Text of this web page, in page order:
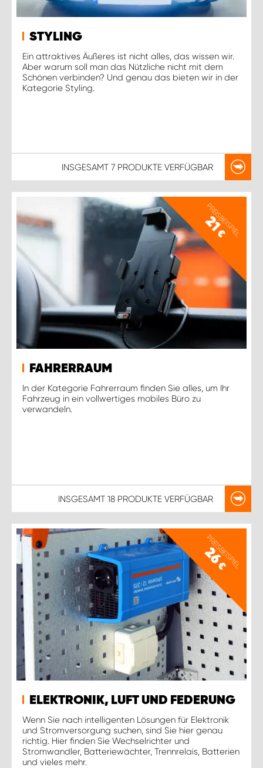
STYLING
Ein attraktives Äußeres ist nicht alles, das wissen wir.
Aber warum soll man das Nützliche nicht mit dem
Schönen verbinden? Und genau das bieten wir in der
Kategorie Styling.
INSGESAMT 7 PRODUKTE VERFÜGBAR
PREISBEISPIEL
21
€
FAHRERRAUM
In der Kategorie Fahrerraum finden Sie alles, um Ihr
Fahrzeug in ein vollwertiges mobiles Büro zu
verwandeln.
INSGESAMT 18 PRODUKTE VERFÜGBAR
PREISBEISPIEL
26
€
ELEKTRONIK, LUFT UND FEDERUNG
Wenn Sie nach intelligenten Lösungen für Elektronik
und Stromversorgung suchen, sind Sie hier genau
richtig. Hier finden Sie Wechselrichter und
Stromwandler, Batteriewächter, Trennrelais, Batterien
und vieles mehr.